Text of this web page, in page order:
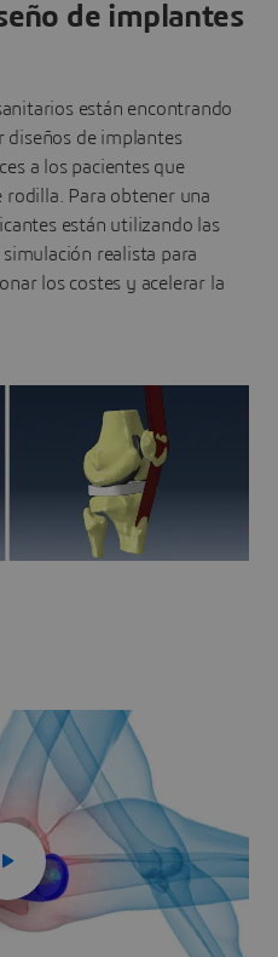
de implantes
están encontrando
diseños de implantes
a los pacientes que
rodilla. Para obtener una
están utilizando las
realista para
los costes y acelerar la